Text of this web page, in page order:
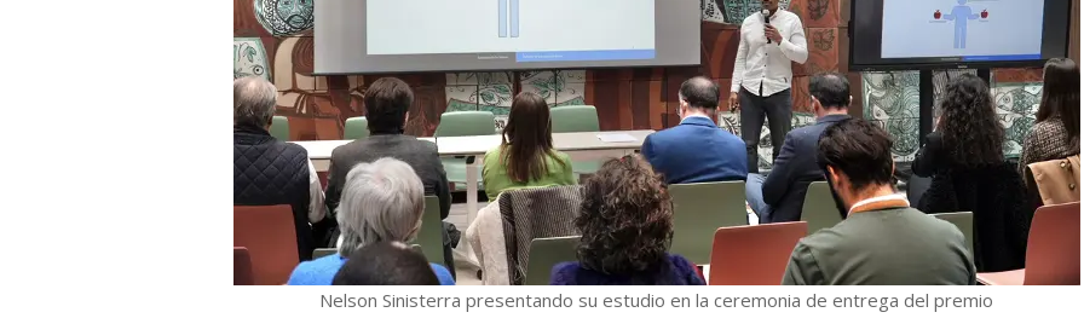
Nelson Sinisterra presentando su estudio en la ceremonia de entrega del premio